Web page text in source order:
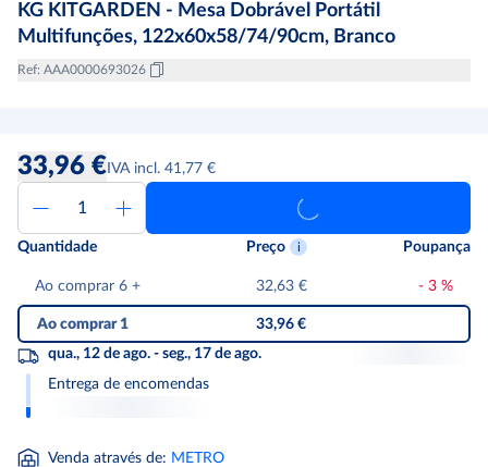
KG KITGARDEN - Mesa Dobrável Portátil
Multifunções, 122x60x58/74/90cm, Branco
Ref: AAA0000693026
33,96 € IVA incl. 41,77 €
Quantidade Preço Poupança
Ao comprar 6 + 32,63 € - 3%
Ao comprar 1
33,96 €
qua., 12 de ago. - seg., 17 de ago.
Entrega de encomendas
Venda através de: METRO